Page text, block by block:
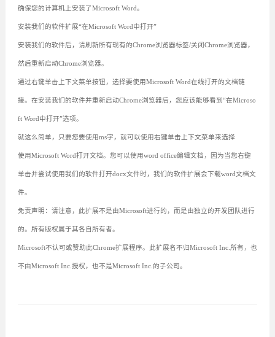
确保您的计算机上安装了Microsoft Word。
安装我们的软件扩展“在Microsoft Word中打开”
安装我们的软件后，请刷新所有现有的Chrome浏览器标签/关闭Chrome浏览器，
然后重新启动Chrome浏览器。
通过右键单击上下文菜单按钮，选择要使用Microsoft Word在线打开的文档链
接。在安装我们的软件并重新启动Chrome浏览器后，您应该能够看到“在Microso
ft Word中打开”选项。
就这么简单，只要您要使用ms字，就可以使用右键单击上下文菜单来选择
使用Microsoft Word打开文档。您可以使用word office编辑文档，因为当您右键
单击并尝试使用我们的软件打开docx文件时，我们的软件扩展会下载word文档文
件。
免责声明：请注意，此扩展不是由Microsoft进行的，而是由独立的开发团队进行
的。所有版权属于其各自所有者。
Microsoft不认可或赞助此Chrome扩展程序。此扩展名不归Microsoft Inc.所有，也
不由Microsoft Inc.授权，也不是Microsoft Inc.的子公司。